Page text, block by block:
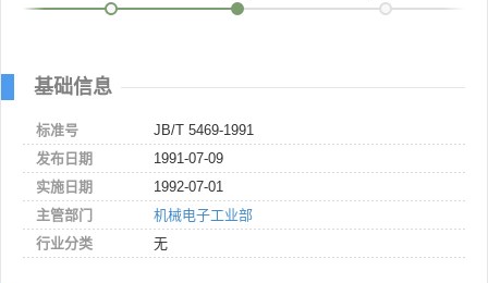
基础信息
标准号
JB/T 5469-1991
发布日期
1991-07-09
实施日期
1992-07-01
主管部门
机械电子工业部
行业分类
无